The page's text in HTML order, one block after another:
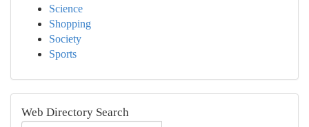
Science
Shopping
Society
Sports
Web Directory Search